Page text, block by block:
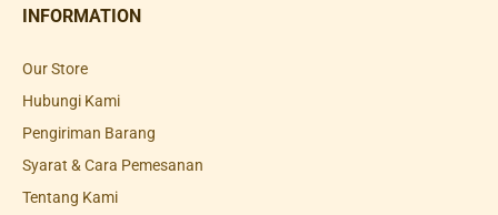
INFORMATION
Our Store
Hubungi Kami
Pengiriman Barang
Syarat & Cara Pemesanan
Tentang Kami